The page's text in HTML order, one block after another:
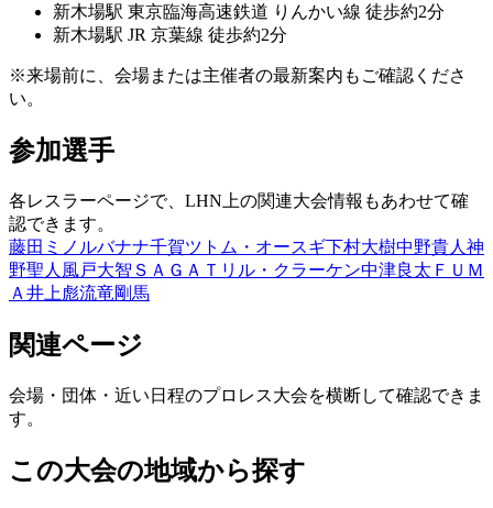
新木場駅 東京臨海高速鉄道 りんかい線 徒歩約2分
新木場駅 JR 京葉線 徒歩約2分
※来場前に、会場または主催者の最新案内もご確認くださ
い。
参加選手
各レスラーページで、LHN上の関連大会情報もあわせて確
認できます。
藤田ミノルバナナ千賀ツトム・オースギ下村大樹中野貴人 神
野聖人 風戸大智 ＳＡＧＡＴ リル・クラーケン中津良太 ＦＵＭ
Ａ 井上彪流竜剛馬
関連ページ
会場・団体・近い日程のプロレス大会を横断して確認できま
す。
この大会の地域から探す